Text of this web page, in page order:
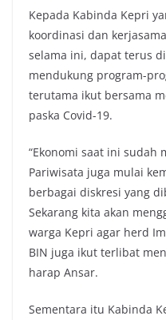
Kepada Kabinda Kepri
koordinasi dan
selama ini, dapat terus
mendukung program-
terutama ikut bersama
paska Covid-19.
“Ekonomi saat ini sudah
Pariwisata juga mulai
berbagai diskresi yang
Sekarang kita akan
warga Kepri agar herd
BIN juga ikut terlibat
harap Ansar.
Sementara itu Kabinda